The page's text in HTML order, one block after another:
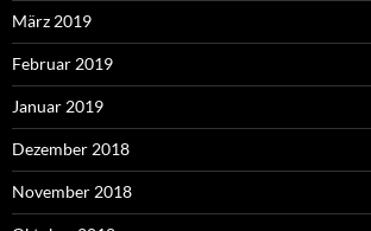
März 2019
Februar 2019
Januar 2019
Dezember 2018
November 2018